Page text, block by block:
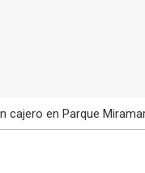
cajero en Parque